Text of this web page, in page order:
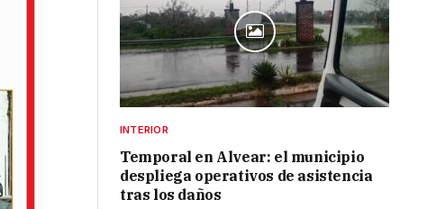
INTERIOR
Temporal en Alvear: el municipio
despliega operativos de asistencia
tras los daños